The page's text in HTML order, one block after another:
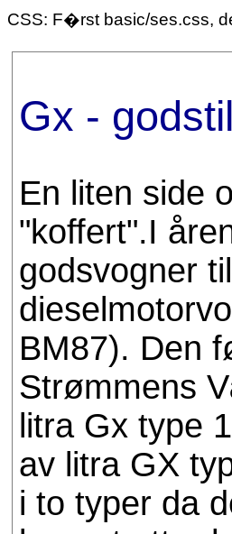
CSS: F�rst basic/ses.css,
Gx -
En liten side
"koffert".I
godsvogner
BM87). Den
Strømmens
litra Gx type
av litra GX
i to typer da